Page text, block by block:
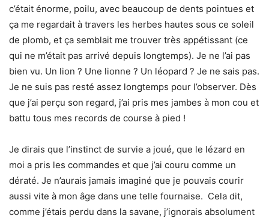
c’était énorme, poilu, avec beaucoup de dents pointues et
ça me regardait à travers les herbes hautes sous ce soleil
de plomb, et ça semblait me trouver très appétissant (ce
qui ne m’était pas arrivé depuis longtemps). Je ne l’ai pas
bien vu. Un lion ? Une lionne ? Un léopard ? Je ne sais pas.
Je ne suis pas resté assez longtemps pour l’observer. Dès
que j’ai perçu son regard, j’ai pris mes jambes à mon cou et
battu tous mes records de course à pied !
Je dirais que l’instinct de survie a joué, que le lézard en
moi a pris les commandes et que j’ai couru comme un
dératé. Je n’aurais jamais imaginé que je pouvais courir
aussi vite à mon âge dans une telle fournaise. Cela dit,
comme j’étais perdu dans la savane, j’ignorais absolument